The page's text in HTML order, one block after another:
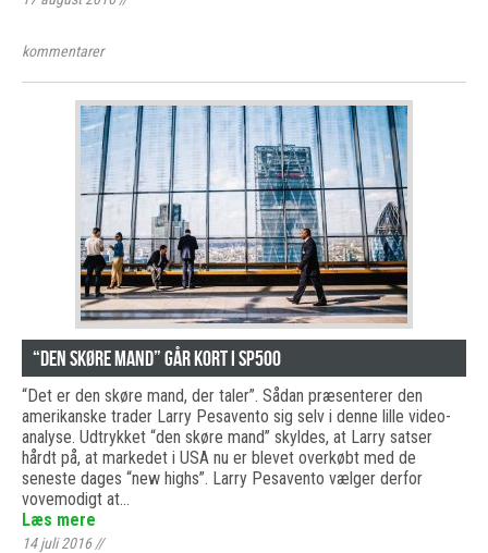
kommentarer
“Den skøre mand” går kort i SP500
“Det er den skøre mand, der taler”. Sådan præsenterer den
amerikanske trader Larry Pesavento sig selv i denne lille video-
analyse. Udtrykket “den skøre mand” skyldes, at Larry satser
hårdt på, at markedet i USA nu er blevet overkøbt med de
seneste dages “new highs”. Larry Pesavento vælger derfor
vovemodigt at…
Læs mere
14 juli 2016//